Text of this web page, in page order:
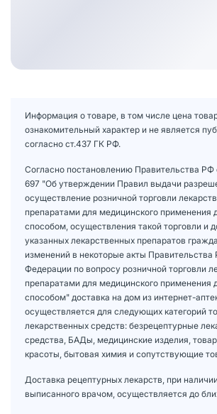
Информация о товаре, в том числе цена
ознакомительный характер и не является
согласно ст.437 ГК РФ.
Согласно постановлению Правительства РФ
697 "Об утверждении Правил выдачи
осуществление розничной торговли
препаратами для медицинского применения
способом, осуществления такой торговли и
указанных лекарственных препаратов
изменений в некоторые акты Правительства
Федерации по вопросу розничной торговли
препаратами для медицинского применения
способом" доставка на дом из интернет-
осуществляется для следующих категорий
лекарственных средств: безрецептурные
средства, БАДы, медицинские изделия,
красоты, бытовая химия и сопутствующие
Доставка рецептурных лекарств, при
выписанного врачом, осуществляется до